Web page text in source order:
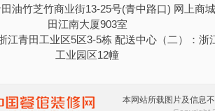
油竹芝竹商业街13-25号(青中路口) 网上商
田江南大厦903室
江青田工业区5区3-5栋 配送中心（二）：浙
工业园区12幢
本网站所载图片及信息